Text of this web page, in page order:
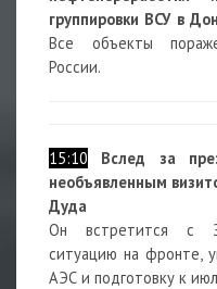
группировки ВСУ в
Все объекты
России.
15:10
Вслед за
необъявленным
Дуда
Он встретится с
ситуацию на фронте,
АЭС и подготовку к